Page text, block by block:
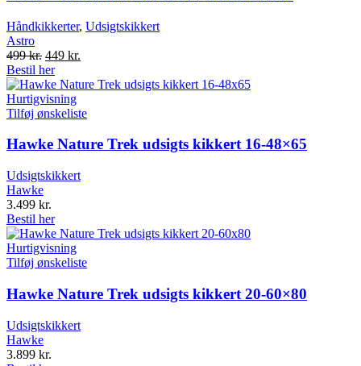
Håndkikkerter, Udsigtskikkert
Astro
499kr. Original
price
was:
499 kr..
449 kr.
is:
Bestil her
Hurtigvisning
Tilføj ønskeliste
Hawke Nature Trek udsigts kikkert 16-48×65
Udsigtskikkert
Hawke
3.499 kr.
Bestil her
Hurtigvisning
Tilføj ønskeliste
Hawke Nature Trek udsigts kikkert 20-60×80
Udsigtskikkert
Hawke
3.899 kr.